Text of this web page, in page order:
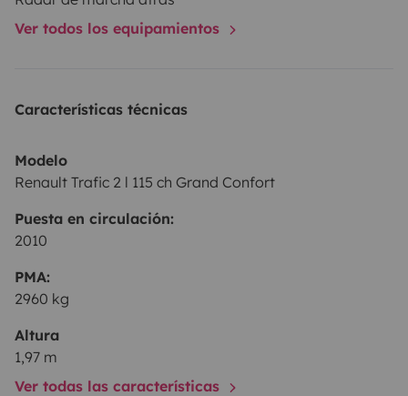
grise de 16 litres).
Possibilité de récupérer et laisser le van sur Clermont
(en fonction des dates et durées de location).
Ver todos los equipamientos
Características técnicas
Modelo
Renault Trafic 2 l 115 ch Grand Confort
Puesta en circulación:
2010
PMA:
2960 kg
Altura
1,97 m
Ver todas las características